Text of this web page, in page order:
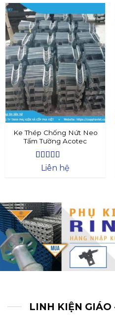
Ke Thép Chống Nứt Neo
Tấm Tường Acotec
Được xếp
Liên hệ
LINH KIỆN GIÁO